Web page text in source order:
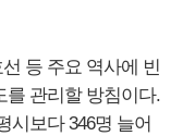
등 주요 역사에 빈
를 관리할 방침이다.
시보다 346명 늘어